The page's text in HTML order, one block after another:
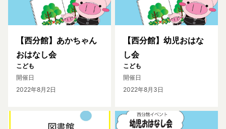
【西分館】あかちゃん
おはなし会
こども
開催日
2022年8月2日
【西分館】幼児おはな
し会
こども
開催日
2022年8月3日